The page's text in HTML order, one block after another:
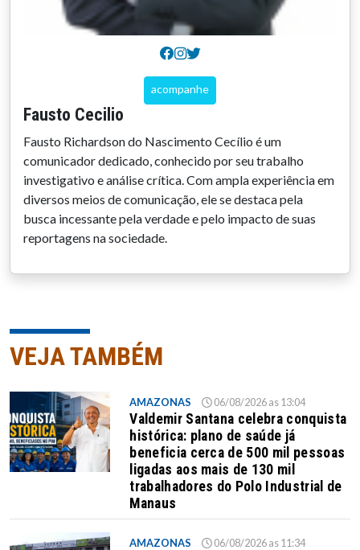
acompanhe
Fausto Cecilio
Fausto Richardson do Nascimento Cecílio é um
comunicador dedicado, conhecido por seu trabalho
investigativo e análise crítica. Com ampla experiência em
diversos meios de comunicação, ele se destaca pela
busca incessante pela verdade e pelo impacto de suas
reportagens na sociedade.
VEJA TAMBÉM
AMAZONAS 06/08/2026 as 13:04
Valdemir Santana celebra conquista
histórica: plano de saúde já
beneficia cerca de 500 mil pessoas
ligadas aos mais de 130 mil
trabalhadores do Polo Industrial de
Manaus
AMAZONAS 06/08/2026 as 11:34